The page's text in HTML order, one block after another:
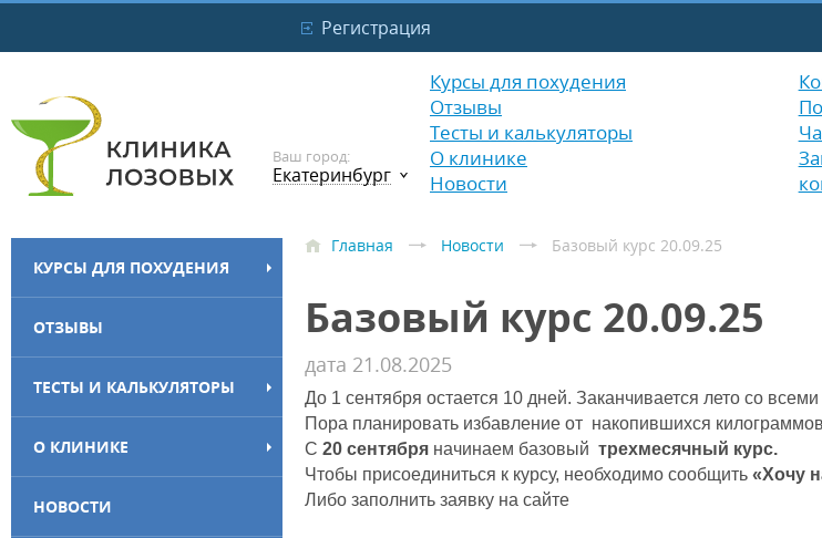
Регистрация
Ваш город:
Екатеринбург
Курсы для похудения
Отзывы
Тесты и калькуляторы
О клинике
Новости
КУРСЫ ДЛЯ ПОХУДЕНИЯ
ОТЗЫВЫ
ТЕСТЫ И КАЛЬКУЛЯТОРЫ
О КЛИНИКЕ
НОВОСТИ
Главная Новости Базовый курс 20.09.25
Базовый курс 20.09.25
дата 21.08.2025
До 1 сентября остается 10 дней. Заканчивается лето со
Пора планировать избавление от накопившихся
С 20 сентября начинаем базовый трехмесячный курс.
Чтобы присоединиться к курсу, необходимо сообщить «Хочу
Либо заполнить заявку на сайте